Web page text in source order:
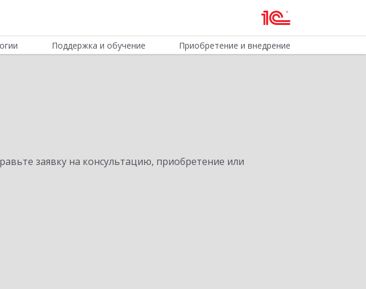
Поддержка и обучение Приобретение и внедрение
заявку на консультацию, приобретение или